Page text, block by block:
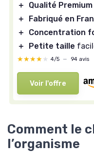
＋
Qualité Premium
＋
Fabriqué en
＋
Concentration
＋
Petite taille
★★★★★
★★★★★ 4/5 — 94 avis
Voir l'offre
Comment le
l’organisme